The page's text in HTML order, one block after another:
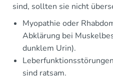
sind, sollten sie nicht
Myopathie oder
Abklärung bei
dunklem Urin).
sind ratsam.